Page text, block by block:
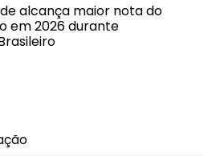
alcança maior nota do
em 2026 durante